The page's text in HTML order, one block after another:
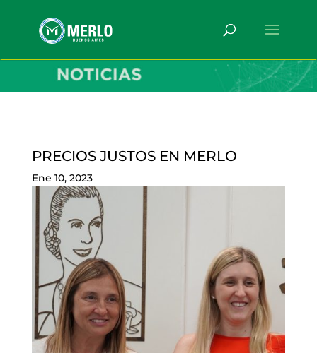
PRECIOS JUSTOS EN MERLO
Ene 10, 2023